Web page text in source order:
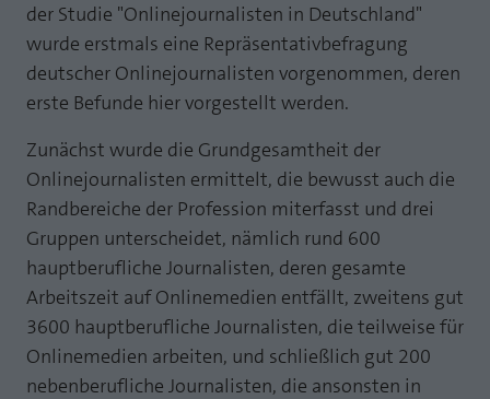
der Studie "Onlinejournalisten in Deutschland"
wurde erstmals eine Repräsentativbefragung
deutscher Onlinejournalisten vorgenommen, deren
erste Befunde hier vorgestellt werden.
Zunächst wurde die Grundgesamtheit der
Onlinejournalisten ermittelt, die bewusst auch die
Randbereiche der Profession miterfasst und drei
Gruppen unterscheidet, nämlich rund 600
hauptberufliche Journalisten, deren gesamte
Arbeitszeit auf Onlinemedien entfällt, zweitens gut
3600 hauptberufliche Journalisten, die teilweise für
Onlinemedien arbeiten, und schließlich gut 200
nebenberufliche Journalisten, die ansonsten in
Zweck
Dieses Cookie ist ein Standard-Session-
Cookie von TYPO3. Es speichert im Falle
eines Benutzer-Logins die Session ID
mithilfe derer der eingeloggte User
geschützten Bereichen zu gewähren.
Anbieter php
Laufzeit Ende der Sitzung
Zweck PHPs Standard Sitzungs Identifikation
Name atidvisitor
Anbieter AT INTERNET
Zweck
Cookie von AT INTERNET zur Steuerung der
erweiterten Script- und Ereignisbehandlung
Name atuserid
Anbieter AT INTERNET
Laufzeit 1 Jahr
Cookie-Informationen anzeigen